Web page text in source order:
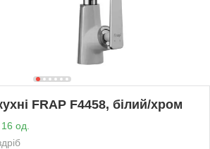
FRAP F4458, білий/хром
од.